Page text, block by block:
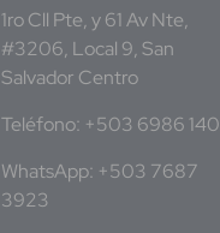
1ro Cll Pte, y 61 Av Nte,
#3206, Local 9, San
Salvador Centro
Teléfono: +503 6986
WhatsApp: +503 7687
3923